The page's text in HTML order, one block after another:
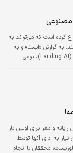
مصنوعی
کرده است که می‌تواند به
به گزارش «ایسنا» و به
نقل از فیوچریسم، استارت‌آپ موسوم به «لندینگ ای‌آی» (Landing AI)، نوعی
شرکت سازنده در مورد
یک ابزار تشخیص
و مغز برای اولین بار
به ادای آنها توسط
محققان با انجام